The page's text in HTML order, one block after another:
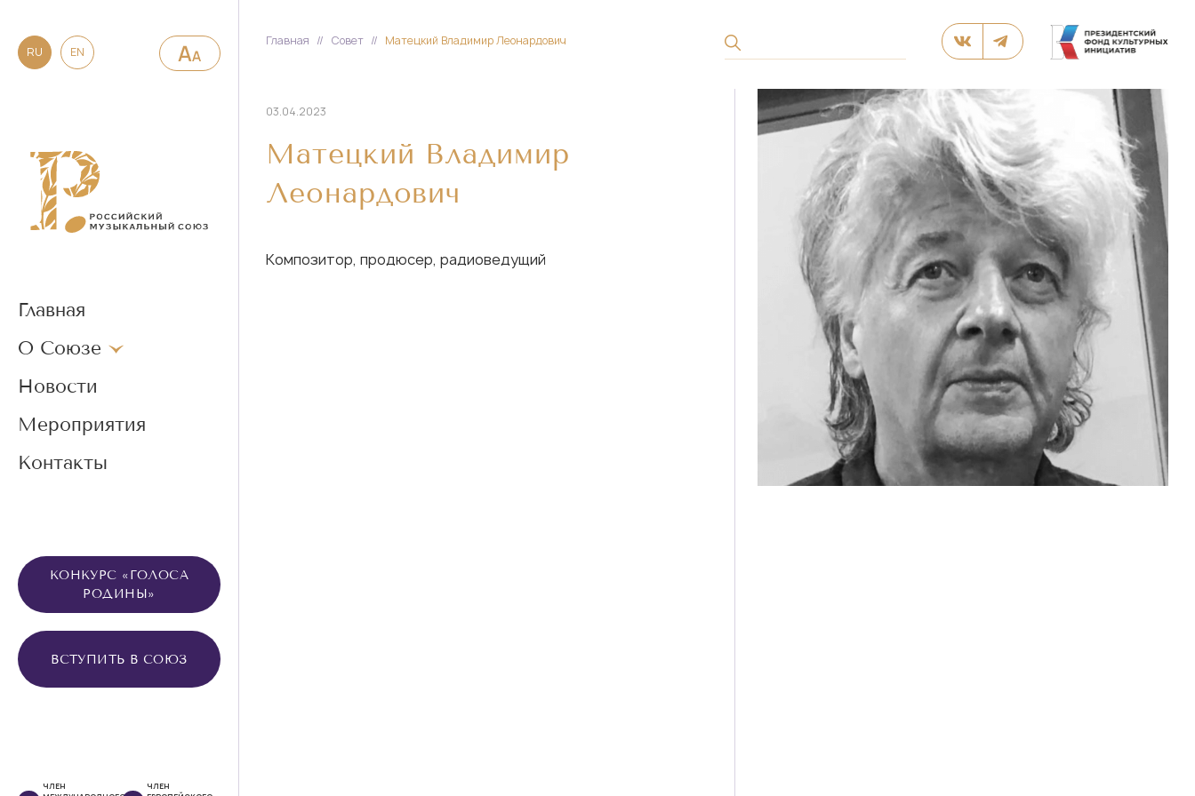
RU EN
Главная
О Союзе
Новости
Мероприятия
Контакты
КОНКУРС «ГОЛОСА
РОДИНЫ»
ВСТУПИТЬ В СОЮЗ
ЧЛЕН
ЧЛЕН
Главная // Совет // Матецкий Владимир Леонардович
03.04.2023
Матецкий Владимир
Леонардович
Композитор, продюсер, радиоведущий